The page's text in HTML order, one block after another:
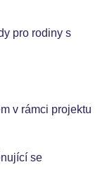
pro rodiny s
v rámci projektu
se